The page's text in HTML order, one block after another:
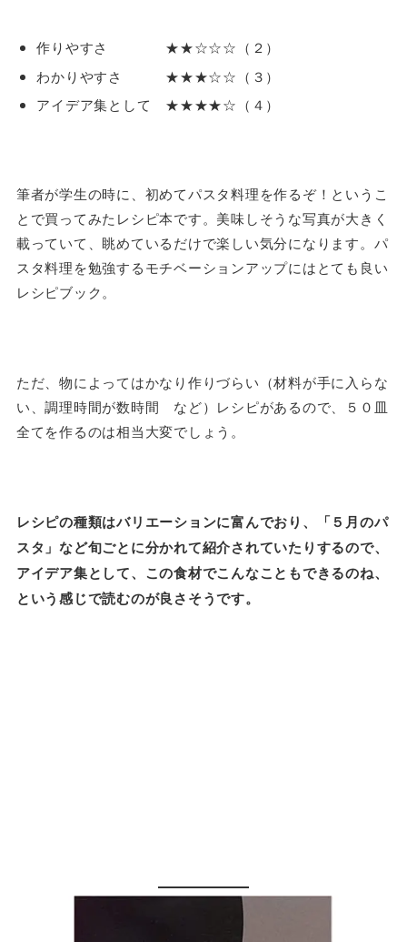
作りやすさ ★★☆☆☆（２）
わかりやすさ ★★★☆☆（３）
アイデア集として ★★★★☆（４）
筆者が学生の時に、初めてパスタ料理を作るぞ！というこ
とで買ってみたレシピ本です。美味しそうな写真が大きく
載っていて、眺めているだけで楽しい気分になります。パ
スタ料理を勉強するモチベーションアップにはとても良い
レシピブック。
ただ、物によってはかなり作りづらい（材料が手に入らな
い、調理時間が数時間 など）レシピがあるので、５０皿
全てを作るのは相当大変でしょう。
レシピの種類はバリエーションに富んでおり、「５月のパ
スタ」など旬ごとに分かれて紹介されていたりするので、
アイデア集として、この食材でこんなこともできるのね、
という感じで読むのが良さそうです。